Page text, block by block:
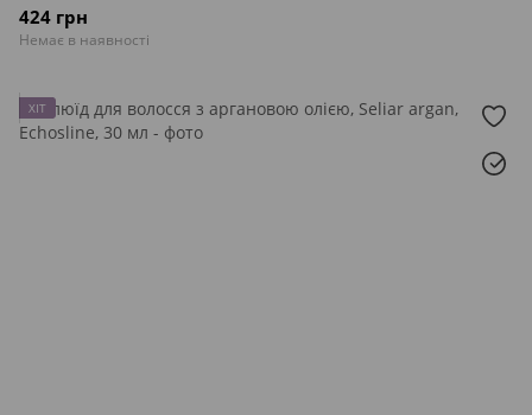
424 грн
Немає в наявності
ХІТ